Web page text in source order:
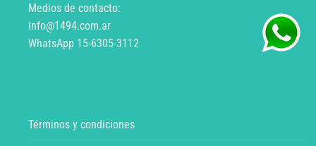
Medios de contacto:
info@1494.com.ar
WhatsApp 15-6305-3112
Términos y condiciones